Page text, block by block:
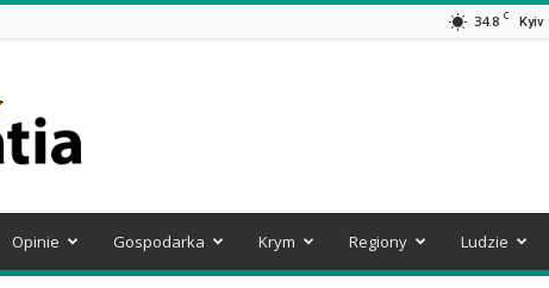
34.8 C Kyiv
Opinie Gospodarka Krym Regiony Ludzie